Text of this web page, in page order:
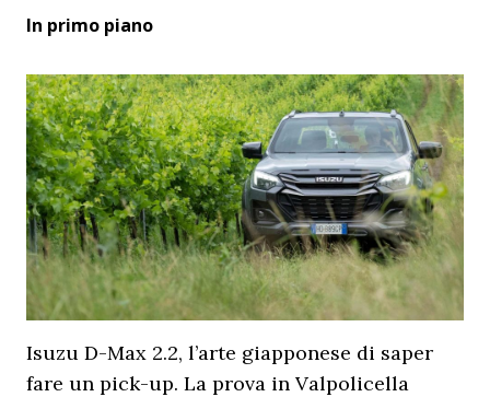
In primo piano
Isuzu D-Max 2.2, l’arte giapponese di saper
fare un pick-up. La prova in Valpolicella